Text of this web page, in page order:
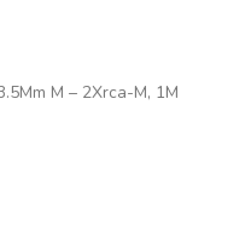
M – 2Xrca-M, 1M